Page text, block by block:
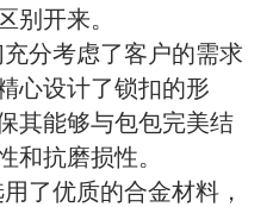
别开来。
分考虑了客户的需求
心设计了锁扣的形
其能够与包包完美结
和抗磨损性。
了优质的合金材料，